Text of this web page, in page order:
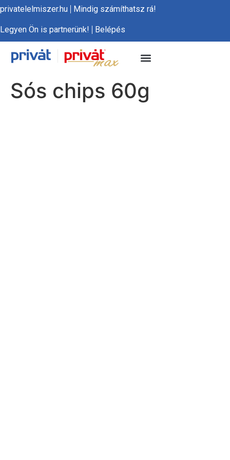
privatelelmiszer.hu Mindig számíthatsz rá!
Legyen Ön is partnerünk! Belépés
Sós chips 60g